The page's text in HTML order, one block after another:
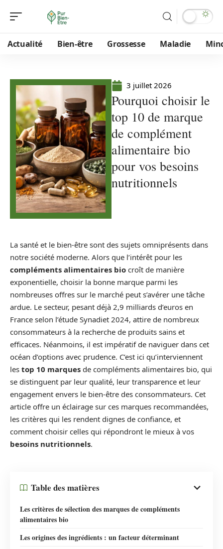
Actualité Bien-être Grossesse Maladie
3 juillet 2026
Pourquoi choisir le
top 10 de marque
de complément
alimentaire bio
pour vos besoins
nutritionnels
La santé et le bien-être sont des sujets omniprésents dans
notre société moderne. Alors que l’intérêt pour les
compléments alimentaires bio croît de manière
exponentielle, choisir la bonne marque parmi les
nombreuses offres sur le marché peut s’avérer une tâche
ardue. Le secteur, pesant déjà 2,9 milliards d’euros en
France selon l’étude Synadiet 2024, attire de nombreux
consommateurs à la recherche de produits sains et
efficaces. Néanmoins, il est impératif de naviguer dans cet
océan d’options avec prudence. C’est ici qu’interviennent
les top 10 marques de compléments alimentaires bio, qui
se distinguent par leur qualité, leur transparence et leur
engagement envers le bien-être des consommateurs. Cet
article offre un éclairage sur ces marques recommandées,
les critères qui les rendent dignes de confiance, et
comment choisir celles qui répondront le mieux à vos
besoins nutritionnels.
Table des matières
Les critères de sélection des marques de compléments
alimentaires bio
Les origines des ingrédients : un facteur déterminant